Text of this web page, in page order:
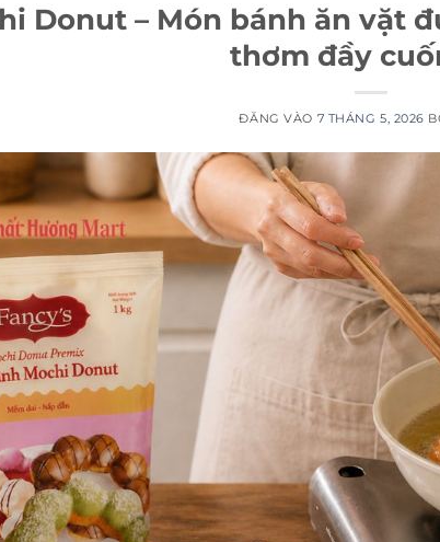
Donut – Món bánh ăn vặt
thơm đầy
ĐĂNG VÀO 7 THÁNG 5, 2026